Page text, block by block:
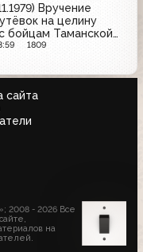
Вручение
на целину
бойцам Таманской
1809
сайта
2008 - 2026 Все
на